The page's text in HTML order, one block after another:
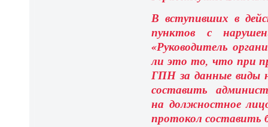
В вступивших в
пунктов с
«Руководитель
ли это то, что при
ГПН за данные виды
составить
на должностное
протокол составить